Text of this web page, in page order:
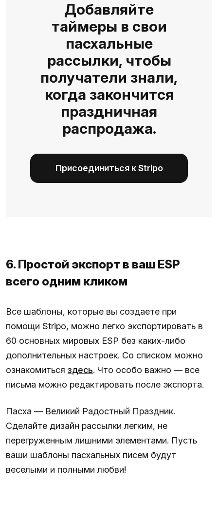
Добавляйте
таймеры в свои
пасхальные
рассылки, чтобы
получатели знали,
когда закончится
праздничная
распродажа.
Присоединиться к Stripo
6. Простой экспорт в ваш ESP
всего одним кликом
Все шаблоны, которые вы создаете при
помощи Stripo, можно легко экспортировать в
60 основных мировых ESP без каких-либо
дополнительных настроек. Со списком можно
ознакомиться здесь. Что особо важно — все
письма можно редактировать после экспорта.
Пасха — Великий Радостный Праздник.
Сделайте дизайн рассылки легким, не
перегруженным лишними элементами. Пусть
ваши шаблоны пасхальных писем будут
веселыми и полными любви!